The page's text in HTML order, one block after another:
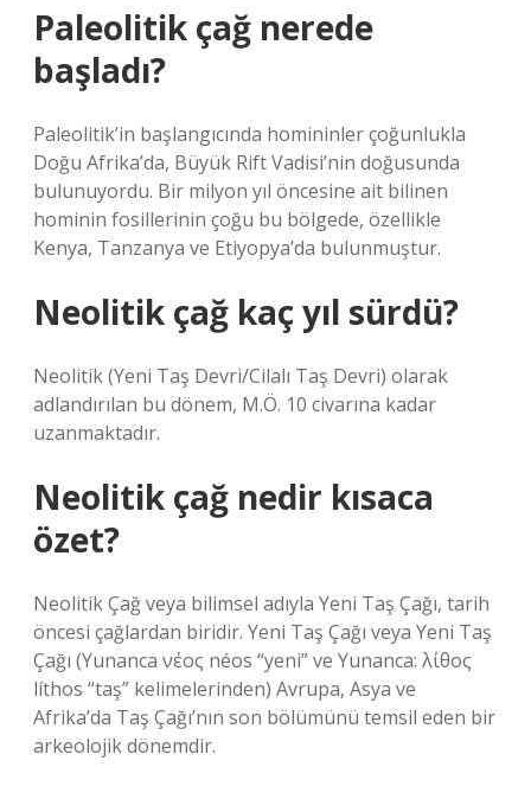
Paleolitik çağ nerede
başladı?
Paleolitik’in başlangıcında homininler çoğunlukla
Doğu Afrika’da, Büyük Rift Vadisi’nin doğusunda
bulunuyordu. Bir milyon yıl öncesine ait bilinen
hominin fosillerinin çoğu bu bölgede, özellikle
Kenya, Tanzanya ve Etiyopya’da bulunmuştur.
Neolitik çağ kaç yıl sürdü?
Neolitik (Yeni Taş Devri/Cilalı Taş Devri) olarak
adlandırılan bu dönem, M.Ö. 10 civarına kadar
uzanmaktadır.
Neolitik çağ nedir kısaca
özet?
Neolitik Çağ veya bilimsel adıyla Yeni Taş Çağı, tarih
öncesi çağlardan biridir. Yeni Taş Çağı veya Yeni Taş
Çağı (Yunanca νέος néos “yeni” ve Yunanca: λίθος
líthos “taş” kelimelerinden) Avrupa, Asya ve
Afrika’da Taş Çağı’nın son bölümünü temsil eden bir
arkeolojik dönemdir.